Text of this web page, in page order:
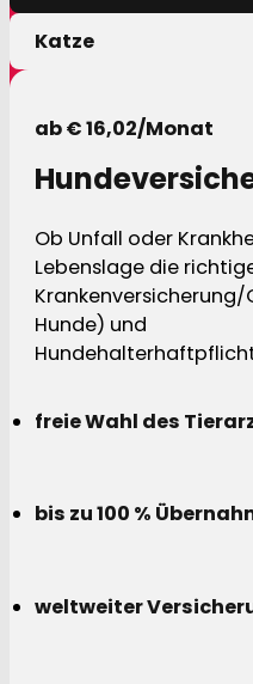
Katze
ab € 16,02/Monat
Ob Unfall oder
Lebenslage die
Hunde) und
freie Wahl des
bis zu 100 %
weltweiter